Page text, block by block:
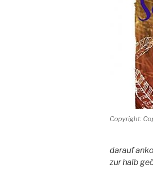
Copyright:
darauf
zur halb